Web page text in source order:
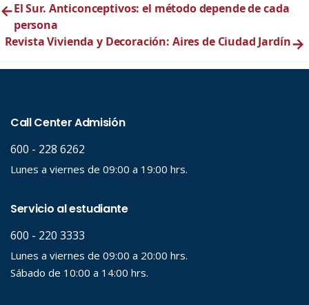
←El Sur. Anticonceptivos: el método depende de cada
persona
Revista Vivienda y Decoración: Aires de Ciudad Jardín→